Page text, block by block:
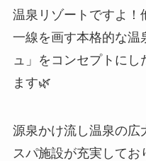
温泉リゾートですよ！
一線を画す本格的な温
ュ」をコンセプトに
ます🌿
源泉かけ流し温泉の広
スパ施設が充実して